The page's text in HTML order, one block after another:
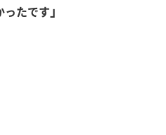
ったです 」